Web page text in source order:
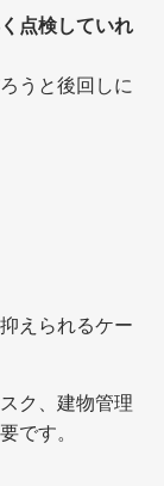
く点検していれ
うと後回しに
えられるケー
ク、建物管理
です。